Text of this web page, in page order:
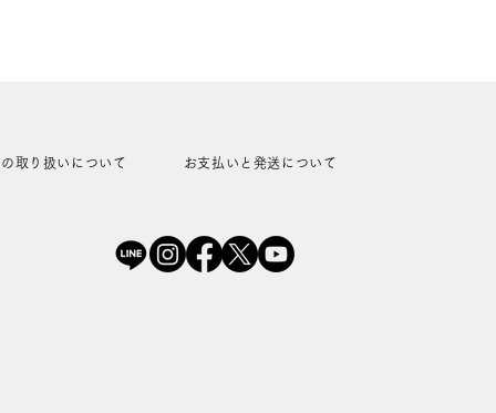
取り扱いについて お支払いと発送について